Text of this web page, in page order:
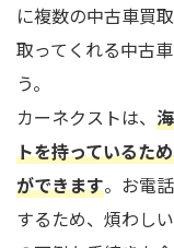
に複数の中古車買
取ってくれる中古
う。
カーネクストは、
トを持っているた
ができます。お電
するため、煩わし